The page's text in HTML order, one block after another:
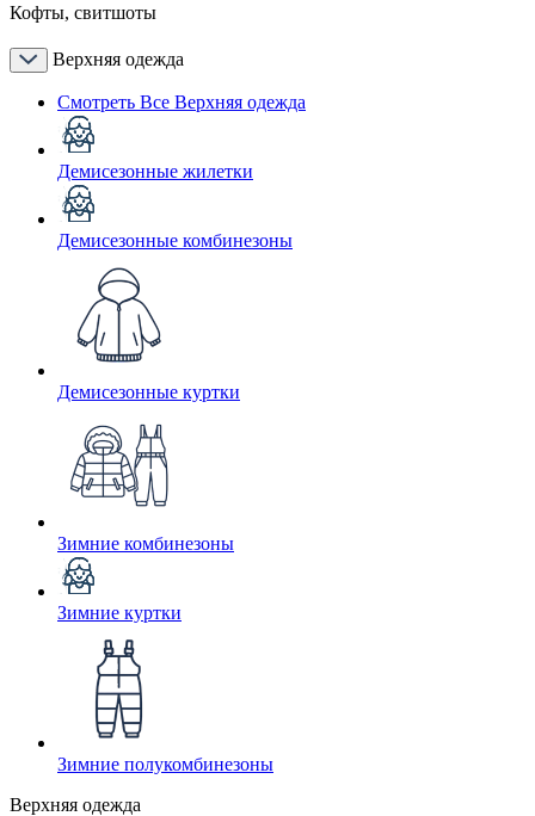
Кофты, свитшоты
Верхняя одежда
Смотреть Все Верхняя одежда
Демисезонные жилетки
Демисезонные комбинезоны
Демисезонные куртки
Зимние комбинезоны
Зимние куртки
Зимние полукомбинезоны
Верхняя одежда